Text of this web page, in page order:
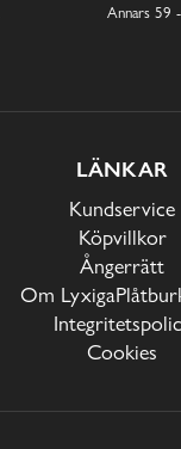
Annars 59
LÄNKAR
Kundservice
Köpvillkor
Ångerrätt
Om
Cookies